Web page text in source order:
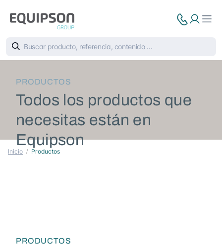
PRODUCTOS
Todos los productos que
necesitas están en
Equipson
Inicio Productos
PRODUCTOS